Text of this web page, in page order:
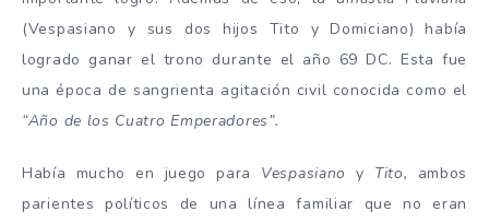
(Vespasiano y sus dos hijos Tito y Domiciano) había
logrado ganar el trono durante el año 69 DC. Esta fue
una época de sangrienta agitación civil conocida como el
“Año de los Cuatro Emperadores”.
Había mucho en juego para Vespasiano y Tito, ambos
parientes políticos de una línea familiar que no eran